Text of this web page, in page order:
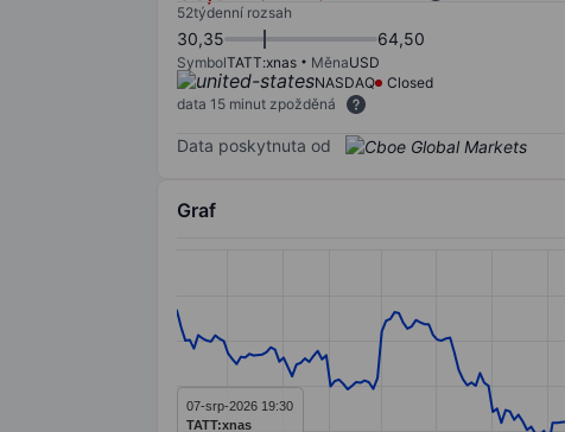
52týdenní rozsah
30,35 64,50
SymbolTATT:xnas MěnaUSD
NASDAQ
Closed
data 15 minut zpožděná
Data poskytnuta od
Graf
Line chart with 284 data points.
The chart has 1 X axis displaying categories.
The chart has 1 Y axis displaying values.
07-srp-2026 19:30
TATT:xnas